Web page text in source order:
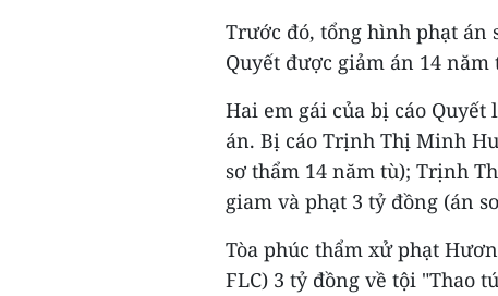
Trước đó, tổng hình phạt án
Quyết được giảm án 14 năm
Hai em gái của bị cáo
án. Bị cáo Trịnh Thị Minh
sơ thẩm 14 năm tù); Trịnh
giam và phạt 3 tỷ đồng (án
Tòa phúc thẩm xử phạt
FLC) 3 tỷ đồng về tội "Thao